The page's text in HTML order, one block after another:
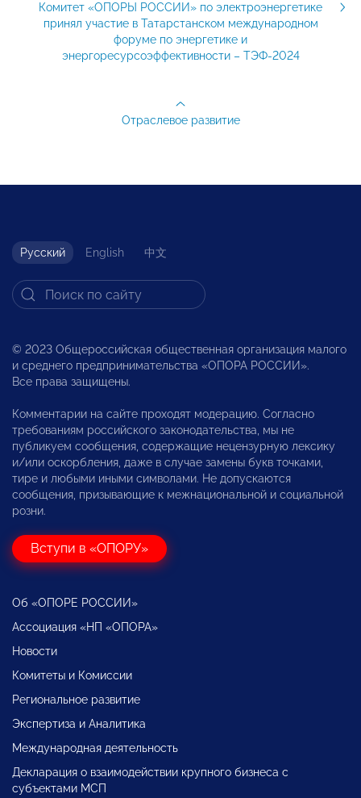
Комитет «ОПОРЫ РОССИИ» по электроэнергетике
принял участие в Татарстанском международном
форуме по энергетике и
энергоресурсоэффективности – ТЭФ-2024
Отраслевое развитие
Русский English 中文
© 2023 Общероссийская общественная организация малого
и среднего предпринимательства «ОПОРА РОССИИ».
Все права защищены.
Комментарии на сайте проходят модерацию. Согласно
требованиям российского законодательства, мы не
публикуем сообщения, содержащие нецензурную лексику
и/или оскорбления, даже в случае замены букв точками,
тире и любыми иными символами. Не допускаются
сообщения, призывающие к межнациональной и социальной
розни.
Вступи в «ОПОРУ»
Об «ОПОРЕ РОССИИ»
Ассоциация «НП «ОПОРА»
Новости
Комитеты и Комиссии
Региональное развитие
Экспертиза и Аналитика
Международная деятельность
Декларация о взаимодействии крупного бизнеса с
субъектами МСП